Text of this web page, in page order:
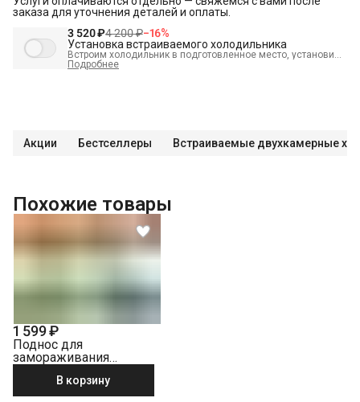
заказа для уточнения деталей и оплаты.
3 520 ₽4 200 ₽−16%
Установка встраиваемого холодильника
Встроим холодильник в подготовленное место, установим
полки, выставим по уровню, подключим к электросети и
до МКАД, СПБ до КАД)
Встраивание техники в мебель (без доработки)
Что не входит в стоимость?
Выезд мастера за административные пределы города
Демонтаж встраиваемого холодильника
без электронного управления
Подробнее
Акции Бестселлеры
Похожие товары
1 599 ₽
Поднос для
замораживания
В корзину